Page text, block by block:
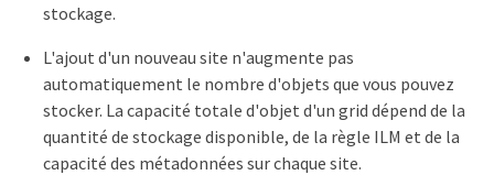
stockage.
L'ajout d'un nouveau site n'augmente pas
automatiquement le nombre d'objets que vous pouvez
stocker. La capacité totale d'objet d'un grid dépend de la
quantité de stockage disponible, de la règle ILM et de la
capacité des métadonnées sur chaque site.